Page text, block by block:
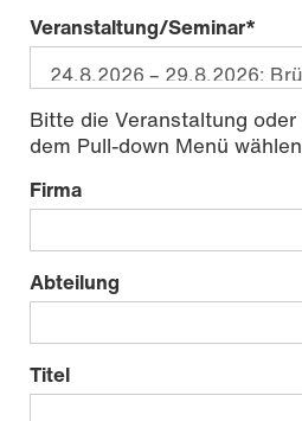
Veranstaltung/Seminar*
Bitte die Veranstaltung
dem Pull-down Menü
Firma
Abteilung
Titel